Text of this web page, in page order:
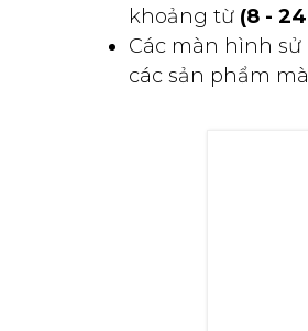
khoảng từ (8 -
Các màn hình
các sản phẩm